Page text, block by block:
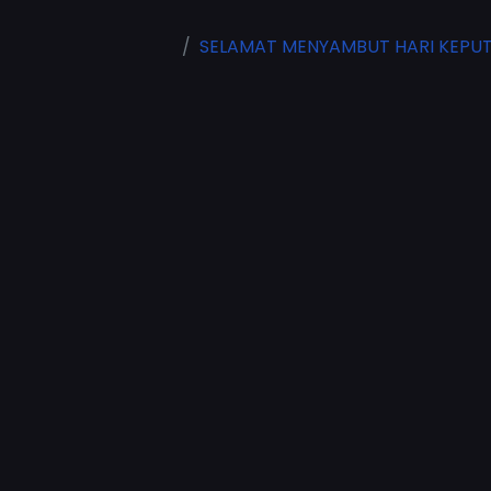
SELAMAT MENYAMBUT HARI